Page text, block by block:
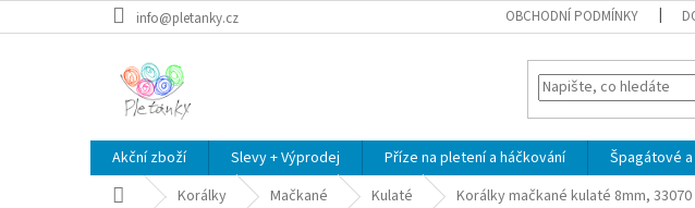
na
info@pletanky.cz OBCHODNÍ PODMÍNKY
Akční zboží Slevy + Výprodej Příze na pletení a háčkování Špagátové
Domů Korálky Mačkané Kulaté Korálky mačkané kulaté 8mm,